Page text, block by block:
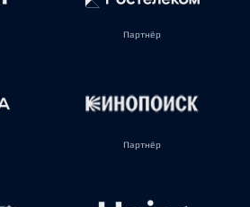
Партнёр
Партнёр